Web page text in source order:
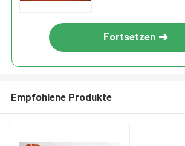
Fortsetzen
Empfohlene Produkte